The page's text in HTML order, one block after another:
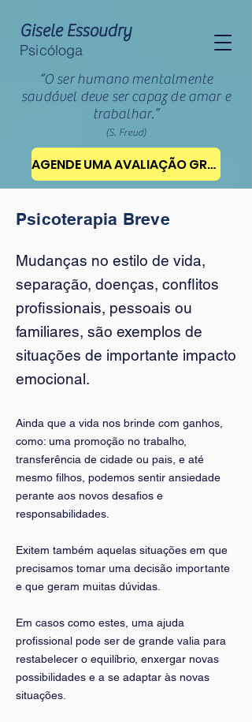
Gisele Essoudry
Psicóloga
“O ser humano mentalmente
saudável deve ser capaz de amar e
trabalhar.”
(S. Freud)
AGENDE UMA AVALIAÇÃO GRATUITA
Psicoterapia Breve
Mudanças no estilo de vida,
separação, doenças, conflitos
profissionais, pessoais ou
familiares, são exemplos de
situações de importante impacto
emocional.
Ainda que a vida nos brinde com ganhos,
como: uma promoção no trabalho,
transferência de cidade ou pais, e até
mesmo filhos, podemos sentir ansiedade
perante aos novos desafios e
responsabilidades.
Exitem também aquelas situações em que
precisamos tomar uma decisão importante
e que geram muitas dúvidas.
Em casos como estes, uma ajuda
profissional pode ser de grande valia para
restabelecer o equilíbrio, enxergar novas
possibilidades e a se adaptar às novas
situações.